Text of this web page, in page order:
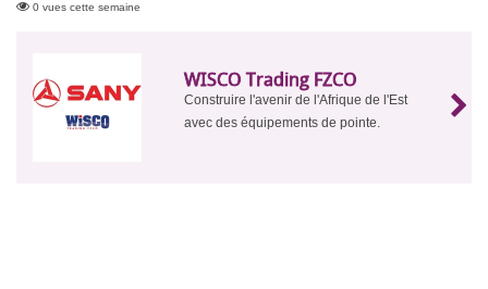
0 vues cette semaine
WISCO Trading FZCO
Construire l'avenir de l'Afrique de l'Est
avec des équipements de pointe.